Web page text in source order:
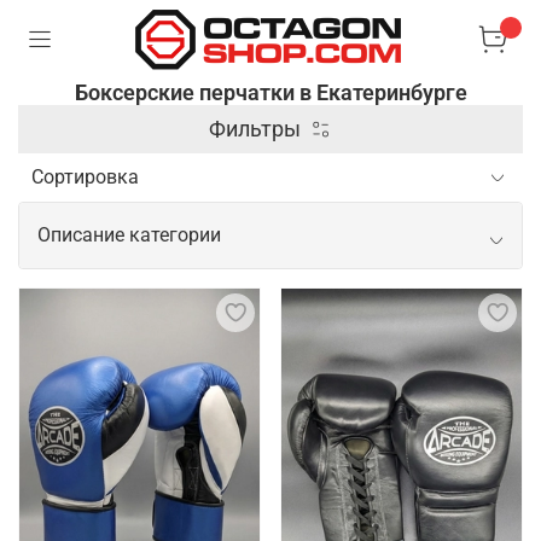
Боксерские перчатки в Екатеринбурге
Фильтры
Описание категории
Боксерские перчатки в качественном
Боксерские перчатки – специальные аксессуары,
которые используются в боксе и других
единоборствах для защиты рук и увеличения силы
ударов. Они имеют жесткую внешнюю оболочку и
мягкую подкладку, чтобы обеспечить комфорт и
защитить костяшки пальцев и суставы от